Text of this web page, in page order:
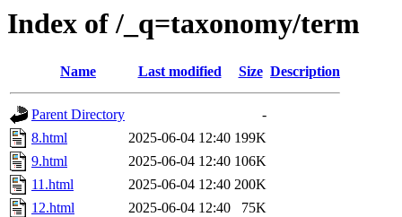
Index of /_q=taxonomy/term
Name Last modified Size Description
Parent Directory
-
8.html
2025-06-04 12:40 199K
9.html
2025-06-04 12:40 106K
11.html
2025-06-04 12:40 200K
12.html
2025-06-04 12:40
75K